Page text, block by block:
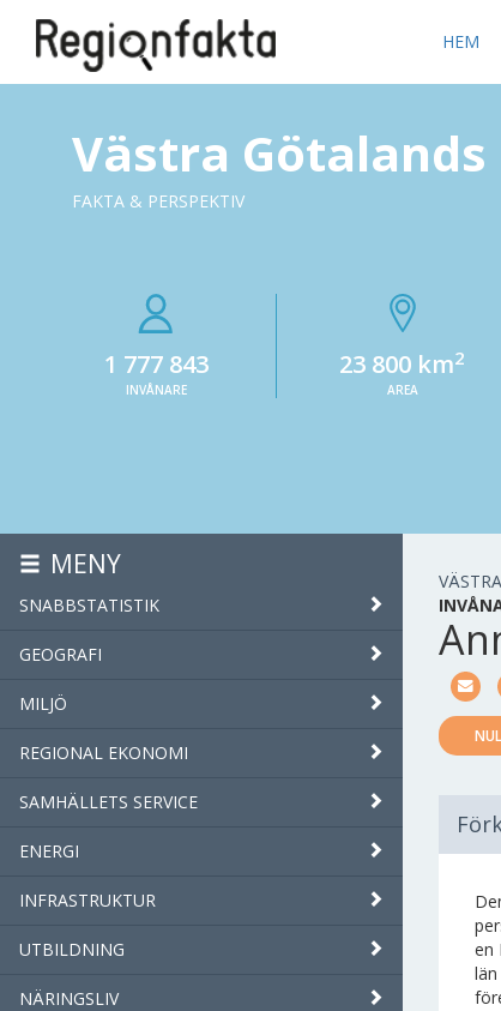
HEM
Västra Götalands
FAKTA & PERSPEKTIV
1 777 843
INVÅNARE
23 800 km2
AREA
MENY
SNABBSTATISTIK
GEOGRAFI
MILJÖ
REGIONAL EKONOMI
SAMHÄLLETS SERVICE
ENERGI
INFRASTRUKTUR
UTBILDNING
NÄRINGSLIV
en